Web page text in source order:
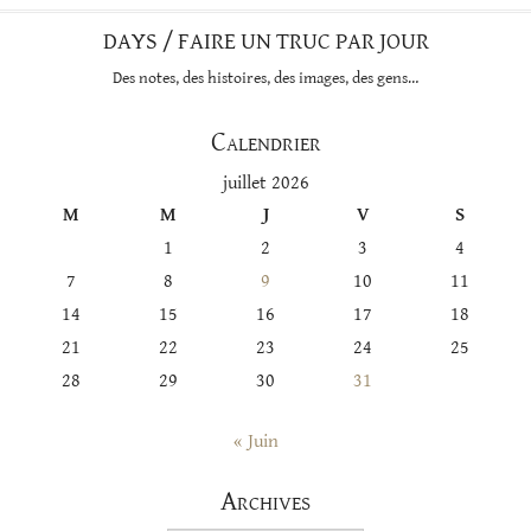
DAYS / FAIRE UN TRUC PAR JOUR
Des notes, des histoires, des images, des gens…
Calendrier
juillet 2026
M M J V S
1
2 3 4
7 8 9 10 11
14 15 16 17 18
21 22 23 24 25
28 29 30 31
« Juin
Archives